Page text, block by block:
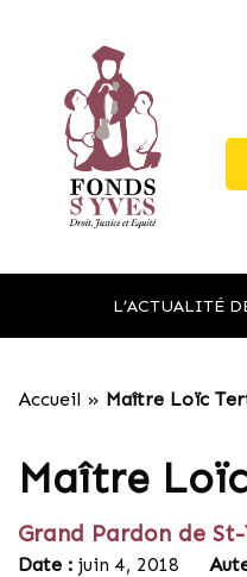
L’ACTUALITÉ
Accueil » Maître Loïc
Maître
Grand Pardon de St-
Date : juin 4, 2018